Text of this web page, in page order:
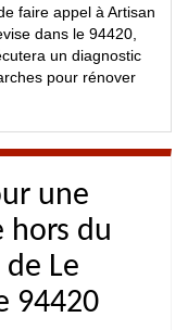
faire appel à Artisan
dans le 94420,
un diagnostic
pour rénover
une
du
Le
94420